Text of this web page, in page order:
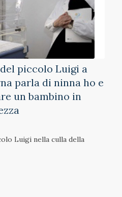
piccolo Luigi a
parla di ninna ho e
un bambino in
Luigi nella culla della